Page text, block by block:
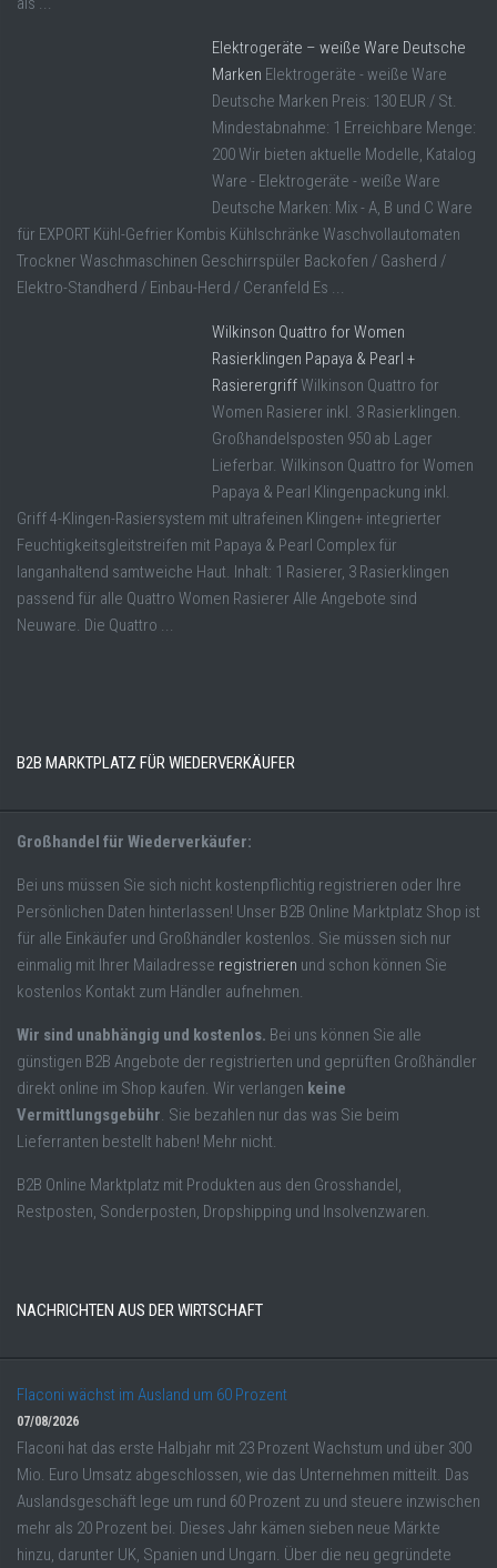
Elektrogeräte – weiße Ware Deutsche
Marken Elektrogeräte - weiße Ware
Deutsche Marken Preis: 130 EUR / St.
Mindestabnahme: 1 Erreichbare Menge:
200 Wir bieten aktuelle Modelle, Katalog
Ware - Elektrogeräte - weiße Ware
Deutsche Marken: Mix - A, B und C Ware
für EXPORT Kühl-Gefrier Kombis Kühlschränke Waschvollautomaten
Trockner Waschmaschinen Geschirrspüler Backofen / Gasherd /
Elektro-Standherd / Einbau-Herd / Ceranfeld Es ...
Wilkinson Quattro for Women
Rasierklingen Papaya & Pearl +
RasierergriffWilkinson Quattro for
Women Rasierer inkl. 3 Rasierklingen.
Großhandelsposten 950 ab Lager
Lieferbar. Wilkinson Quattro for Women
Papaya & Pearl Klingenpackung inkl.
Griff 4-Klingen-Rasiersystem mit ultrafeinen Klingen+ integrierter
Feuchtigkeitsgleitstreifen mit Papaya & Pearl Complex für
langanhaltend samtweiche Haut. Inhalt: 1 Rasierer, 3 Rasierklingen
passend für alle Quattro Women Rasierer Alle Angebote sind
Neuware. Die Quattro ...
B2B MARKTPLATZ FÜR WIEDERVERKÄUFER
Großhandel für Wiederverkäufer:
Bei uns müssen Sie sich nicht kostenpflichtig registrieren oder Ihre
Persönlichen Daten hinterlassen! Unser B2B Online Marktplatz Shop ist
für alle Einkäufer und Großhändler kostenlos. Sie müssen sich nur
einmalig mit Ihrer Mailadresse registrieren und schon können Sie
kostenlos Kontakt zum Händler aufnehmen.
Wir sind unabhängig und kostenlos. Bei uns können Sie alle
günstigen B2B Angebote der registrierten und geprüften Großhändler
direkt online im Shop kaufen. Wir verlangen keine
Vermittlungsgebühr. Sie bezahlen nur das was Sie beim
Lieferranten bestellt haben! Mehr nicht.
B2B Online Marktplatz mit Produkten aus den Grosshandel,
Restposten, Sonderposten, Dropshipping und Insolvenzwaren.
NACHRICHTEN AUS DER WIRTSCHAFT
Flaconi wächst im Ausland um 60 Prozent
07/08/2026
Flaconi hat das erste Halbjahr mit 23 Prozent Wachstum und über 300
Mio. Euro Umsatz abgeschlossen, wie das Unternehmen mitteilt. Das
Auslandsgeschäft lege um rund 60 Prozent zu und steuere inzwischen
mehr als 20 Prozent bei. Dieses Jahr kämen sieben neue Märkte
hinzu, darunter UK, Spanien und Ungarn. Über die neu gegründete